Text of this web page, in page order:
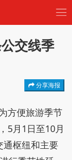
交线季
分享海报
方便旅游季节
5月1日至10月
通枢纽和主要